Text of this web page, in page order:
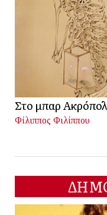
Στο μπαρ
Φίλιππος Φιλίππου